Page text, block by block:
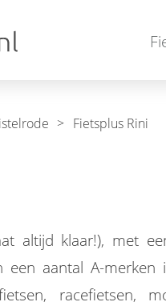
> Fietsplus Rini
altijd klaar!), met
aantal A-
racefietsen,